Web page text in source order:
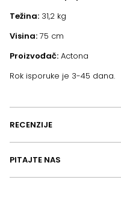
Težina: 31,2 kg
Visina: 75 cm
Proizvođač: Actona
Rok isporuke je 3-45 dana.
RECENZIJE
PITAJTE NAS